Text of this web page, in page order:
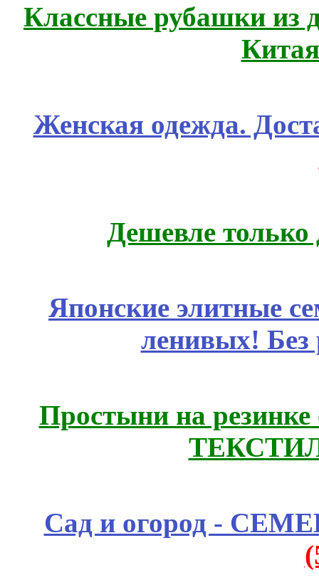
Классные рубашки из
Женская одежда.
Дешевле
Японские элитные
ленивых!
Простыни на
Сад и огород -